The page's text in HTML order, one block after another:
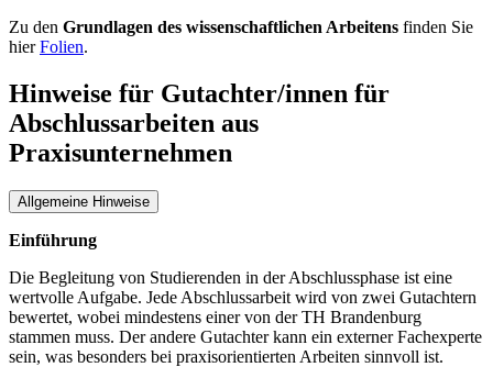
Zu den Grundlagen des wissenschaftlichen Arbeitens finden Sie
hierFolien.
Hinweise für Gutachter/innen für
Abschlussarbeiten aus
Praxisunternehmen
Allgemeine Hinweise
Einführung
Die Begleitung von Studierenden in der Abschlussphase ist eine
wertvolle Aufgabe. Jede Abschlussarbeit wird von zwei Gutachtern
bewertet, wobei mindestens einer von der TH Brandenburg
stammen muss. Der andere Gutachter kann ein externer Fachexperte
sein, was besonders bei praxisorientierten Arbeiten sinnvoll ist.